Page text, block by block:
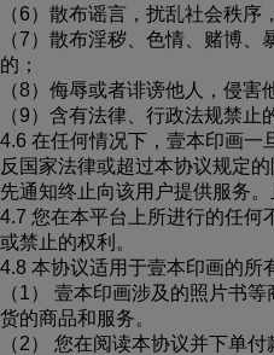
（6）散布谣言，扰乱社会秩序
（7）散布淫秽、色情、赌博
的；
（8）侮辱或者诽谤他人，侵害
（9）含有法律、行政法规禁止
4.6 在任何情况下，壹本印画一
反国家法律或超过本协议规定
先通知终止向该用户提供服务。
4.7 您在本平台上所进行的任何
或禁止的权利。
4.8 本协议适用于壹本印画的所
（1） 壹本印画涉及的照片书
货的商品和服务。
（2） 您在阅读本协议并下单